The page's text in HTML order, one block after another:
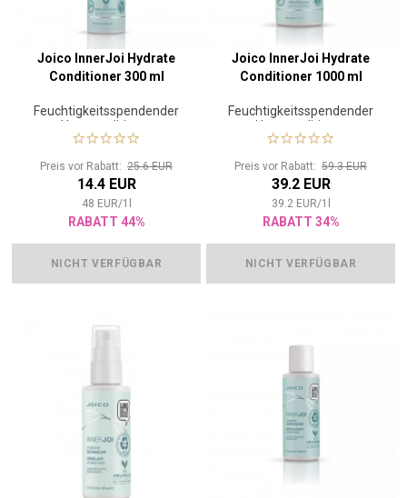
Joico InnerJoi Hydrate
Conditioner 300 ml
Feuchtigkeitsspendender
Haarconditioner
Preis vor Rabatt: 25.6 EUR
14.4 EUR
48 EUR/1
RABATT 44%
NICHT VERFÜGBAR
Joico InnerJoi Hydrate
Conditioner 1000 ml
Feuchtigkeitsspendender
Haarconditioner
Preis vor Rabatt: 59.3 EUR
39.2 EUR
39.2 EUR/1
RABATT 34%
NICHT VERFÜGBAR